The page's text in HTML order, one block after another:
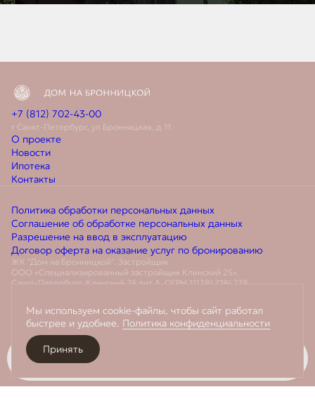
+7 (812) 702-43-00
г Санкт-Петербург, ул Бронницкая, д 11
О проекте
Новости
Ипотека
Контакты
Политика обработки персональных данных
Соглашение об обработке персональных данных
Разрешение на ввод в эксплуатацию
Договор оферта на оказание услуг по бронированию
ЖК "Дом на Бронницкой". Застройщик
ООО «Специализированный застройщик Клинский 25»,
Санкт-Петербург, Клинский 25 лит А. ОГРН 1117847184278
Любая информация, представленная на данном сайте, носит
исключительно информационный характер, не является публичной
офертой, определяемой положениями статьи 437 ГК РФ.
Разработано
Мы используем cookie-файлы, чтобы сайт работал
быстрее и удобнее. Политика конфиденциальности
Принять